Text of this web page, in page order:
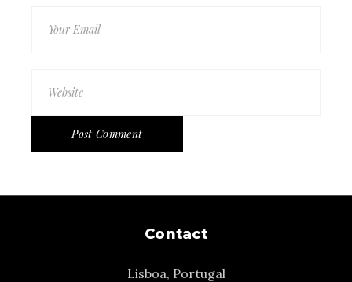
Post Comment
Contact
Lisboa, Portugal